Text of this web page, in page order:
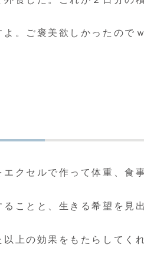
。ご褒美欲しかったので
クセルで作って体重、食
ことと、生きる希望を見
上の効果をもたらしてく